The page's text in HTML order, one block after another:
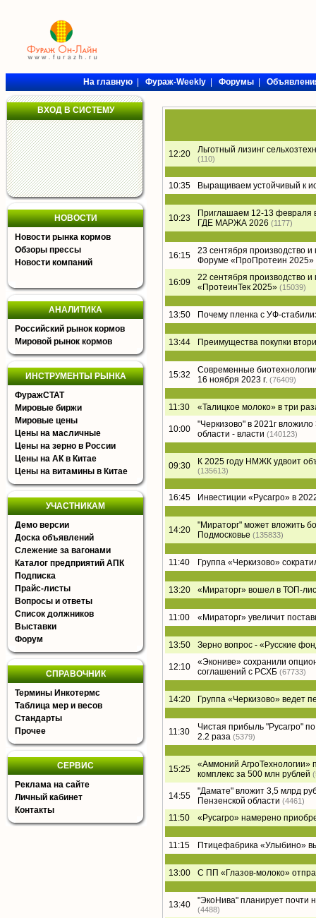
На главную|Фураж-Weekly|Форумы|
ВХОД В СИСТЕМУ
НОВОСТИ
Новости рынка кормов
Обзоры прессы
Новости компаний
АНАЛИТИКА
Российский рынок кормов
Мировой рынок кормов
ИНСТРУМЕНТЫ РЫНКА
ФуражСТАТ
Мировые биржи
Мировые цены
Цены на масличные
Цены на зерно в России
Цены на АК в Китае
Цены на витамины в Китае
УЧАСТНИКАМ
Демо версии
Доска объявлений
Слежение за вагонами
Каталог предприятий АПК
Подписка
Прайс-листы
Вопросы и ответы
Список должников
Выставки
Форум
СПРАВОЧНИК
Термины Инкотермс
Таблица мер и весов
Стандарты
Прочее
СЕРВИС
Реклама на сайте
Личный кабинет
Контакты
12:20 Льготный лизинг
(110)
10:35 Выращиваем устойчивый к
10:23
Приглашаем 12-13 февраля
ГДЕ МАРЖА 2026 (1177)
16:15
23 сентября производство
Форуме «ПроПротеин 2025»
16:09
22 сентября производство
«ПротеинТек 2025» (15039)
13:50 Почему пленка с УФ-
13:44 Преимущества покупки
15:32
Современные
16 ноября 2023 г. (76409)
11:30 «Талицкое молоко» в три
10:00
"Черкизово" в 2021г
области - власти (140123)
09:30 К 2025 году НМЖК удвоит
(135613)
16:45 Инвестиции «Русагро» в
14:20
"Мираторг" может вложить
Подмосковье (135833)
11:40 Группа «Черкизово»
13:20 «Мираторг» вошел в ТОП-
11:00 «Мираторг» увеличит
13:50 Зерно вопрос - «Русские
12:10
«Экониве» сохранили
соглашений с РСХБ (67733)
14:20 Группа «Черкизово» ведет
11:30
Чистая прибыль "Русагро"
2.2 раза (5379)
15:25
«Аммоний АгроТехнологии»
комплекс за 500 млн рублей
14:55
"Дамате" вложит 3,5 млрд
Пензенской области (4461)
11:50 «Русагро» намерено
11:15 Птицефабрика «Улыбино»
13:00 С ПП «Глазов-молоко»
13:40 "ЭкоНива" планирует почти
(4488)